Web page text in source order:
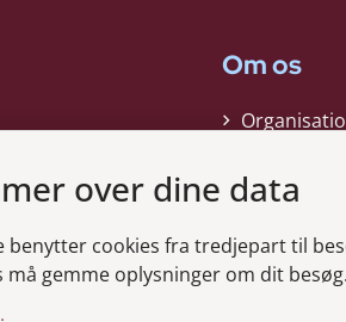
K
Om os
Kontakt
Modtag
over dine data
benytter cookies fra tredjepart til
gemme oplysninger om dit besøg.